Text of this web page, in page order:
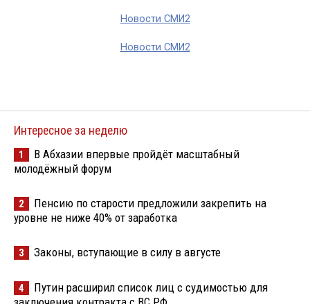
Новости СМИ2
Новости СМИ2
Интересное за неделю
1
В Абхазии впервые пройдёт масштабный
молодёжный форум
2
Пенсию по старости предложили закрепить на
уровне не ниже 40% от заработка
3 Законы, вступающие в силу в августе
4
Путин расширил список лиц с судимостью для